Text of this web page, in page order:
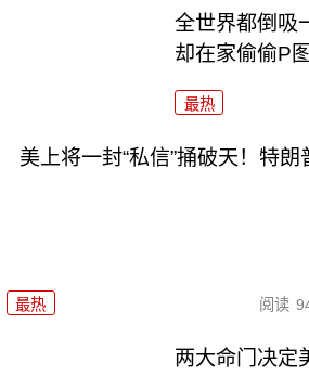
全世界都倒吸
却在家偷偷P图
最热
美上将一封“私信”捅破天！特
最热 阅读
两大命门决定